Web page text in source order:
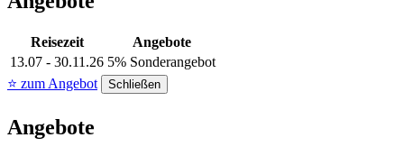
Reisezeit
Angebote
13.07 - 30.11.26 5% Sonderangebot
⭐ zum Angebot
Schließen
Angebote